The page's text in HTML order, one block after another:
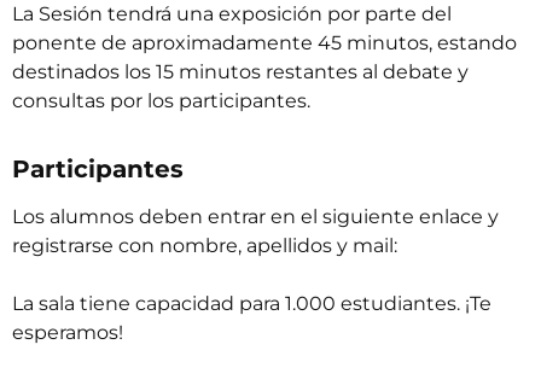
La Sesión tendrá una exposición por parte del
ponente de aproximadamente 45 minutos, estando
destinados los 15 minutos restantes al debate y
consultas por los participantes.
Participantes
Los alumnos deben entrar en el siguiente enlace y
registrarse con nombre, apellidos y mail:
La sala tiene capacidad para 1.000 estudiantes. ¡Te
esperamos!